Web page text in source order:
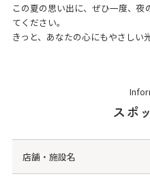
この夏の思い出に、ぜひ一度、
てください。
きっと、あなたの心にもやさしい
スポ
店舗・施設名